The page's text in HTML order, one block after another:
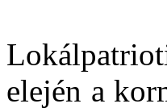
elején a